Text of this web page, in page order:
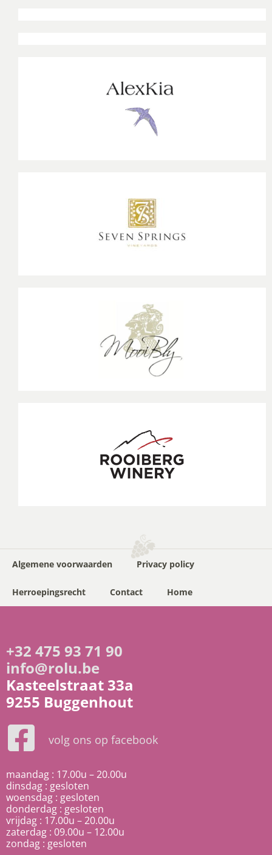
Algemene voorwaarden Privacy policy
Herroepingsrecht Contact Home
+32 475 93 71 90
info@rolu.be
Kasteelstraat 33a
9255 Buggenhout
volg ons op facebook
maandag : 17.00u – 20.00u
dinsdag : gesloten
woensdag : gesloten
donderdag : gesloten
vrijdag : 17.00u – 20.00u
zaterdag : 09.00u – 12.00u
zondag : gesloten